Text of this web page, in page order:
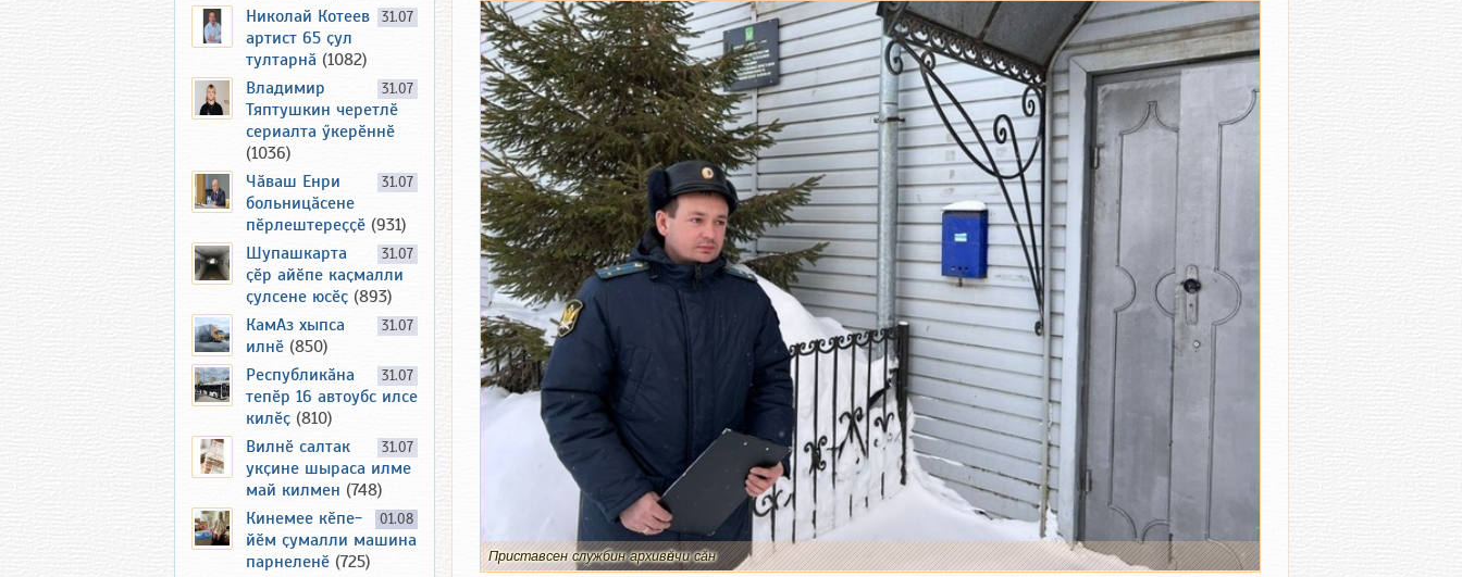
Приставсен службин архивӗнчи сӑн
31.07
Николай Котеев
артист 65 ҫул
тултарнӑ (1082)
31.07
Владимир
Тяптушкин черетлӗ
сериалта ӳкерӗннӗ
(1036)
31.07
Чӑваш Енри
больницӑсене
пӗрлештереҫҫӗ (931)
31.07
Шупашкарта
ҫӗр айӗпе каҫмалли
ҫулсене юсӗҫ (893)
31.07
КамАз хыпса
илнӗ (850)
31.07
Республикӑна
тепӗр 16 автоубс илсе
килӗҫ (810)
31.07
Вилнӗ салтак
укҫине шыраса илме
май килмен (748)
01.08
Кинемее кӗпе-
йӗм ҫумалли машина
парнеленӗ (725)